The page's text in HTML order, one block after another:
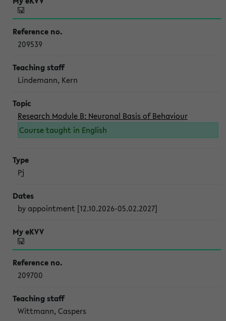
209539
Lindemann, Kern
Research Module B: Neuronal Basis of Behaviour
Course taught in English
Pj
by appointment [12.10.2026-05.02.2027]
209700
Wittmann, Caspers